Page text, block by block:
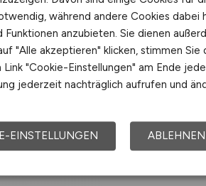
Aufmaßblätter hinsichtlich der
und Abgleich mit Aufmaßen
und
der Leistungserbringung
inklusive Reporting
Reporting (Forecast,
während andere Cookies dabei
Funktionen anzubieten. Sie dienen
"Alle akzeptieren" klicken, stimmen
"Cookie-Einstellungen" am Ende
jederzeit nachträglich aufrufen und
EINSTELLUNGEN ABLEHNEN